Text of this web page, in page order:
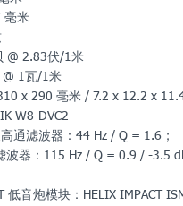
米
2.83伏/1米
/1米
290 毫米 / 7.2 x 12.2 x
W8-DVC2
波器：44 Hz / Q = 1.6；
Hz / Q = 0.9 / -3.5
：HELIX IMPACT ISM